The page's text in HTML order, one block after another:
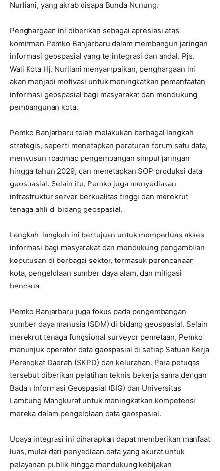
Nurliani, yang akrab disapa Bunda Nunung.
Penghargaan ini diberikan sebagai apresiasi atas
komitmen Pemko Banjarbaru dalam membangun jaringan
informasi geospasial yang terintegrasi dan andal. Pjs.
Wali Kota Hj. Nurliani menyampaikan, penghargaan ini
akan menjadi motivasi untuk meningkatkan pemanfaatan
informasi geospasial bagi masyarakat dan mendukung
pembangunan kota.
Pemko Banjarbaru telah melakukan berbagai langkah
strategis, seperti menetapkan peraturan forum satu data,
menyusun roadmap pengembangan simpul jaringan
hingga tahun 2029, dan menetapkan SOP produksi data
geospasial. Selain itu, Pemko juga menyediakan
infrastruktur server berkualitas tinggi dan merekrut
tenaga ahli di bidang geospasial.
Langkah-langkah ini bertujuan untuk memperluas akses
informasi bagi masyarakat dan mendukung pengambilan
keputusan di berbagai sektor, termasuk perencanaan
kota, pengelolaan sumber daya alam, dan mitigasi
bencana.
Pemko Banjarbaru juga fokus pada pengembangan
sumber daya manusia (SDM) di bidang geospasial. Selain
merekrut tenaga fungsional surveyor pemetaan, Pemko
menunjuk operator data geospasial di setiap Satuan Kerja
Perangkat Daerah (SKPD) dan kelurahan. Para petugas
tersebut diberikan pelatihan teknis bekerja sama dengan
Badan Informasi Geospasial (BIG) dan Universitas
Lambung Mangkurat untuk meningkatkan kompetensi
mereka dalam pengelolaan data geospasial.
Upaya integrasi ini diharapkan dapat memberikan manfaat
luas, mulai dari penyediaan data yang akurat untuk
pelayanan publik hingga mendukung kebijakan